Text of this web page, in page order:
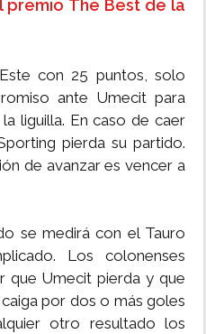
premio The Best de la
con 25 puntos, solo
ante Umecit para
liguilla. En caso de caer
pierda su partido.
de avanzar es vencer a
se medirá con el Tauro
Los colonenses
que Umecit pierda y que
por dos o más goles
otro resultado los